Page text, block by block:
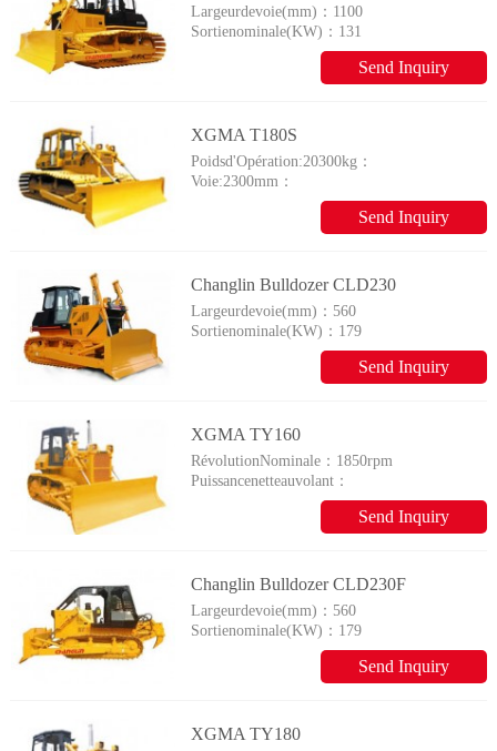
Largeurdevoie(mm)： 1100
Sortienominale(KW)： 131
Send Inquiry
XGMA T180S
Poidsd'Opération:20300kg：
Voie:2300mm：
Send Inquiry
Changlin Bulldozer CLD230
Largeurdevoie(mm)： 560
Sortienominale(KW)： 179
Send Inquiry
XGMA TY160
RévolutionNominale： 1850rpm
Puissancenetteauvolant：
Send Inquiry
Changlin Bulldozer CLD230F
Largeurdevoie(mm)： 560
Sortienominale(KW)： 179
Send Inquiry
XGMA TY180